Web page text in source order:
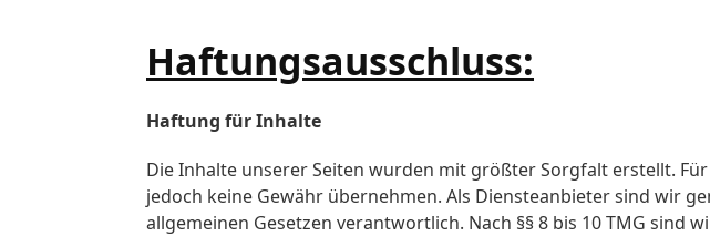
Haftungsausschluss:
Haftung für Inhalte
Die Inhalte unserer Seiten wurden mit größter Sorgfalt erstellt.
jedoch keine Gewähr übernehmen. Als Diensteanbieter sind wir
allgemeinen Gesetzen verantwortlich. Nach §§ 8 bis 10 TMG